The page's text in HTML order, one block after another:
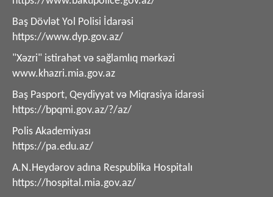
Baş Dövlət Yol Polisi İdarəsi
https://www.dyp.gov.az/
"Xəzri" istirahət və sağlamlıq mərkəzi
www.khazri.mia.gov.az
Baş Pasport, Qeydiyyat və Miqrasiya idarəsi
https://bpqmi.gov.az/?/az/
Polis Akademiyası
https://pa.edu.az/
A.N.Heydərov adına Respublika Hospitalı
https://hospital.mia.gov.az/